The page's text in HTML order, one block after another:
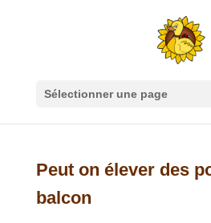
Sélectionner une page
Peut on élever des
balcon